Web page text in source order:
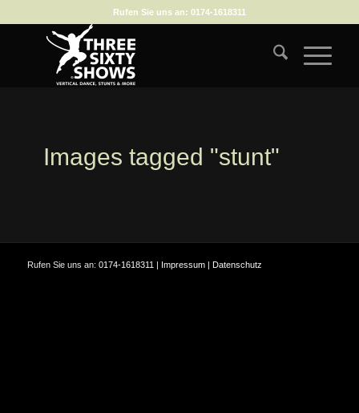
Rufen Sie uns an: 0174-1618311
Images tagged "stunt"
Rufen Sie uns an: 0174-1618311 | Impressum| Datenschutz